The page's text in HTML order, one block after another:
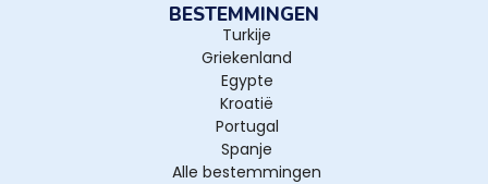
BESTEMMINGEN
Turkije
Griekenland
Egypte
Kroatië
Portugal
Spanje
Alle bestemmingen